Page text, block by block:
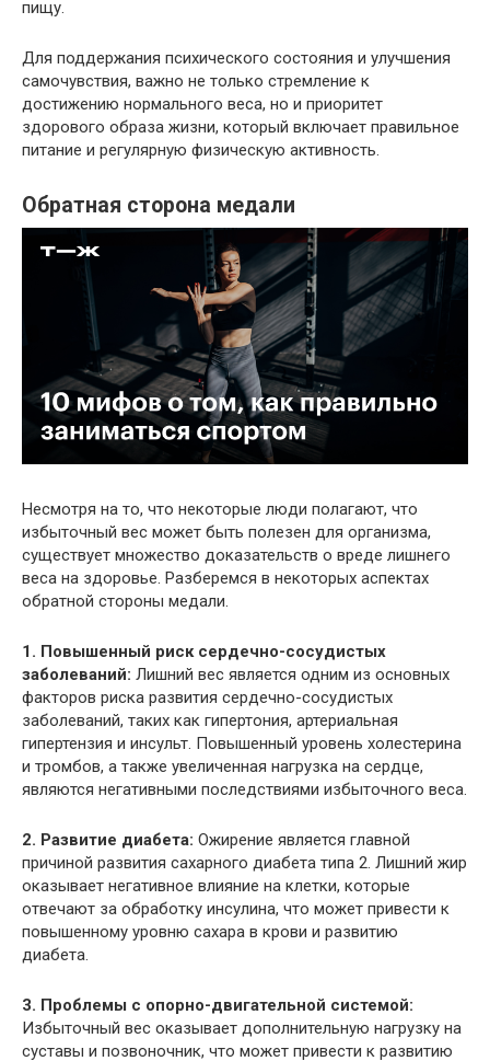
пищу.
Для поддержания психического состояния и улучшения
самочувствия, важно не только стремление к
достижению нормального веса, но и приоритет
здорового образа жизни, который включает правильное
питание и регулярную физическую активность.
Обратная сторона медали
Несмотря на то, что некоторые люди полагают, что
избыточный вес может быть полезен для организма,
существует множество доказательств о вреде лишнего
веса на здоровье. Разберемся в некоторых аспектах
обратной стороны медали.
1. Повышенный риск сердечно-сосудистых
заболеваний: Лишний вес является одним из основных
факторов риска развития сердечно-сосудистых
заболеваний, таких как гипертония, артериальная
гипертензия и инсульт. Повышенный уровень холестерина
и тромбов, а также увеличенная нагрузка на сердце,
являются негативными последствиями избыточного веса.
2. Развитие диабета: Ожирение является главной
причиной развития сахарного диабета типа 2. Лишний жир
оказывает негативное влияние на клетки, которые
отвечают за обработку инсулина, что может привести к
повышенному уровню сахара в крови и развитию
диабета.
3. Проблемы с опорно-двигательной системой:
Избыточный вес оказывает дополнительную нагрузку на
суставы и позвоночник, что может привести к развитию